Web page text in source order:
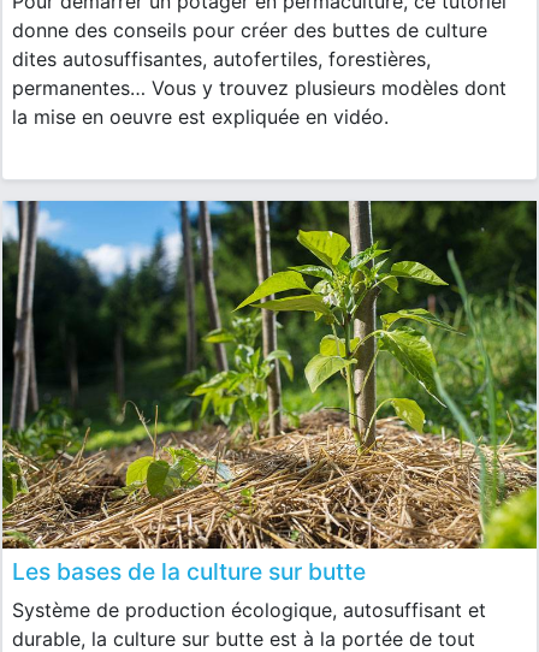
donne des conseils pour créer des buttes de culture
dites autosuffisantes, autofertiles, forestières,
permanentes… Vous y trouvez plusieurs modèles dont
la mise en oeuvre est expliquée en vidéo.
Les bases de la culture sur butte
Système de production écologique, autosuffisant et
durable, la culture sur butte est à la portée de tout